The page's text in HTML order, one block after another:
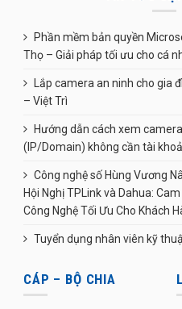
Phần mềm bản quyền
Thọ – Giải pháp tối ưu cho cá
Lắp camera an ninh cho gia
– Việt Trì
Hướng dẫn cách xem
(IP/Domain) không cần tài
Công nghệ số Hùng Vương
Hội Nghị TPLink và Dahua:
Công Nghệ Tối Ưu Cho Khách
Tuyển dụng nhân viên kỹ
CÁP – BỘ CHIA